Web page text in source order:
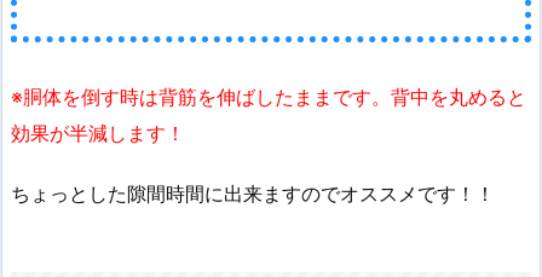
※胴体を倒す時は背筋を伸ばしたままです。背中を丸めると
効果が半減します！
ちょっとした隙間時間に出来ますのでオススメです！！